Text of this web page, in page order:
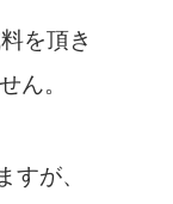
を頂き
ん。
が、